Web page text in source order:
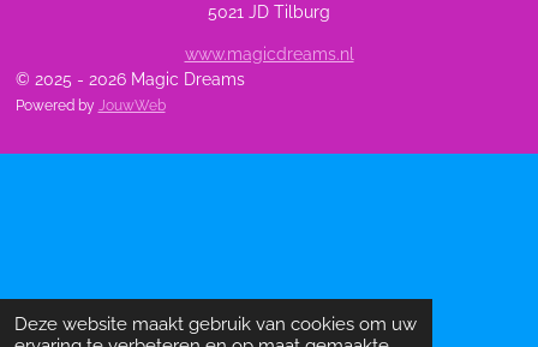
Deze website maakt gebruik van cookies om uw
5021 JD Tilburg
www.magicdreams.nl
© 2025 - 2026 Magic Dreams
Powered by JouwWeb